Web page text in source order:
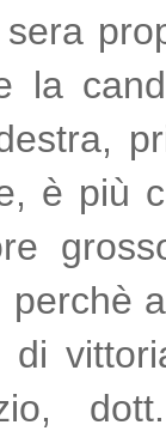
la
è più
perchè
di